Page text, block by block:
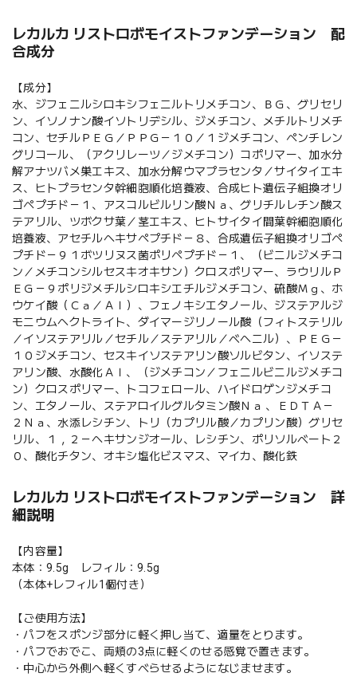
レカルカ リストロボモイストファンデーション 配
合成分
【成分】
水、ジフェニルシロキシフェニルトリメチコン、ＢＧ、グリセリ
ン、イソノナン酸イソトリデシル、ジメチコン、メチルトリメチ
コン、セチルＰＥＧ／ＰＰＧ－１０／１ジメチコン、ペンチレン
グリコール、（アクリレーツ／ジメチコン）コポリマー、加水分
解アナツバメ巣エキス、加水分解ウマプラセンタ／サイタイエキ
ス、ヒトプラセンタ幹細胞順化培養液、合成ヒト遺伝子組換オリ
ゴペプチド－１、アスコルビルリン酸Ｎａ、グリチルレチン酸ス
テアリル、ツボクサ葉／茎エキス、ヒトサイタイ間葉幹細胞順化
培養液、アセチルヘキサペプチド－８、合成遺伝子組換オリゴペ
プチド－９１ボツリヌス菌ポリペプチド－１、（ビニルジメチコ
ン／メチコンシルセスキオキサン）クロスポリマー、ラウリルＰ
ＥＧ－９ポリジメチルシロキシエチルジメチコン、硫酸Ｍｇ、ホ
ウケイ酸（Ｃａ／Ａｌ）、フェノキシエタノール、ジステアルジ
モニウムヘクトライト、ダイマージリノール酸（フィトステリル
／イソステアリル／セチル／ステアリル／ベヘニル）、ＰＥＧ－
１０ジメチコン、セスキイソステアリン酸ソルビタン、イソステ
アリン酸、水酸化Ａｌ、（ジメチコン／フェニルビニルジメチコ
ン）クロスポリマー、トコフェロール、ハイドロゲンジメチコ
ン、エタノール、ステアロイルグルタミン酸Ｎａ 、ＥＤＴＡ－
２Ｎａ、水添レシチン、トリ（カプリル酸／カプリン酸）グリセ
リル、１，２－ヘキサンジオール、レシチン、ポリソルベート２
０、酸化チタン、オキシ塩化ビスマス、マイカ、酸化鉄
レカルカ リストロボモイストファンデーション 詳
細説明
【内容量】
本体：9.5g レフィル：9.5g
（本体+レフィル1個付き）
【ご使用方法】
・パフをスポンジ部分に軽く押し当て、適量をとります。
・パフでおでこ、両頬の3点に軽くのせる感覚で置きます。
・中心から外側へ軽くすべらせるようになじませます。